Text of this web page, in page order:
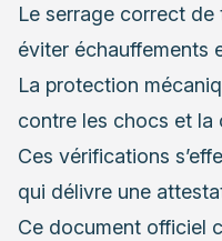
Le serrage correct
éviter échauffements
La protection
contre les chocs et la
Ces vérifications
qui délivre une
Ce document officiel